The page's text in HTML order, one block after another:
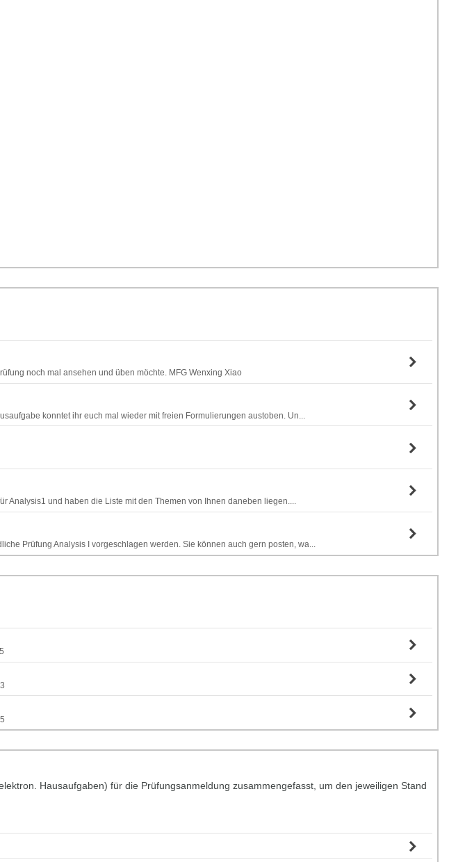
noch mal ansehen und üben möchte. MFG Wenxing Xiao
konntet ihr euch mal wieder mit freien Formulierungen austoben. Un...
Analysis1 und haben die Liste mit den Themen von Ihnen daneben liegen....
Prüfung Analysis I vorgeschlagen werden. Sie können auch gern posten, wa...
Hausaufgaben) für die Prüfungsanmeldung zusammengefasst, um den jeweiligen Stand